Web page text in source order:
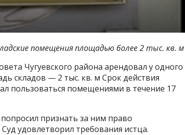
помещения площадью более 2 тыс. кв. м
Чугуевского района арендовал у одного
складов — 2 тыс. кв. м Срок действия
пользоваться помещениями в течение 17
признать за ним право
удовлетворил требования истца.